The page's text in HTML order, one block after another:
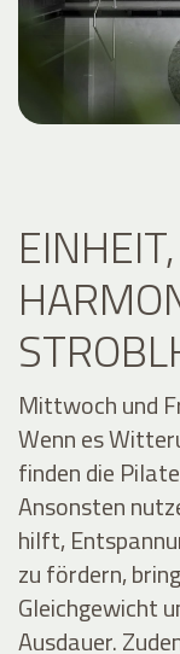
Mittwoch und
Wenn es
finden die
Ansonsten
hilft,
zu fördern,
Gleichgewicht
Ausdauer.